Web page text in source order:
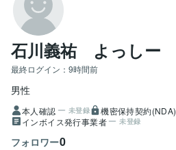
石川義祐 よっしー
最終ログイン： 9時間前
男性
本人確認 未登録 機密保持契約(NDA)
インボイス発行事業者 未登録
フォロワー0